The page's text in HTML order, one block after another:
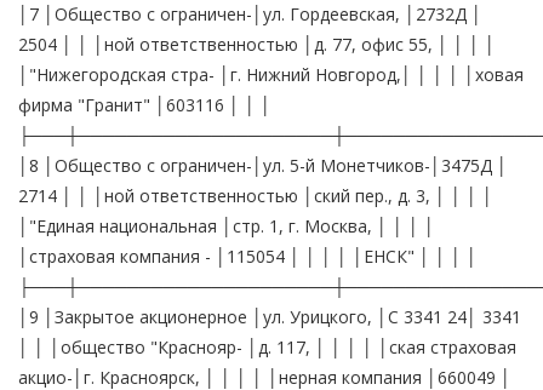
│7 │Общество с ограничен-│ул. Гордеевская, │2732Д │
2504 │ │ │ной ответственностью │д. 77, офис 55, │ │ │ │
│"Нижегородская стра- │г. Нижний Новгород,│ │ │ │ │ховая
фирма "Гранит" │603116 │ │ │
│8 │Общество с ограничен-│ул. 5-й Монетчиков-│3475Д │
2714 │ │ │ной ответственностью │ский пер., д. 3, │ │ │ │
│"Единая национальная │стр. 1, г. Москва, │ │ │ │
│страховая компания - │115054 │ │ │ │ │ЕНСК" │ │ │ │
│9 │Закрытое акционерное │ул. Урицкого, │С 3341 24│ 3341
│ │ │общество "Краснояр- │д. 117, │ │ │ │ │ская страховая
акцио-│г. Красноярск, │ │ │ │ │нерная компания │660049 │